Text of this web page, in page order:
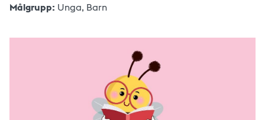
Målgrupp: Unga, Barn